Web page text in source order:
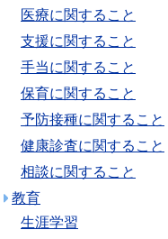
医療に関すること
支援に関すること
手当に関すること
保育に関すること
予防接種に関すること
健康診査に関すること
相談に関すること
教育
生涯学習